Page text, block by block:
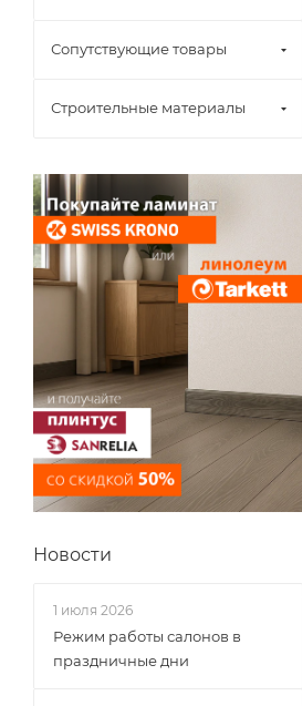
Сопутствующие товары
Строительные материалы
Новости
1 июля 2026
Режим работы салонов в
праздничные дни